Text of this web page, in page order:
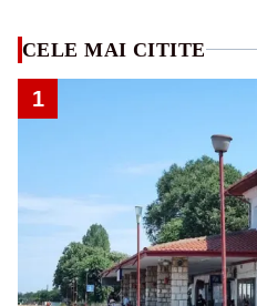
CELE MAI CITITE
1